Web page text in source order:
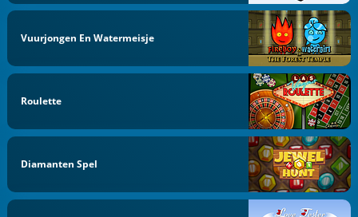
Vuurjongen En Watermeisje
Roulette
Diamanten Spel